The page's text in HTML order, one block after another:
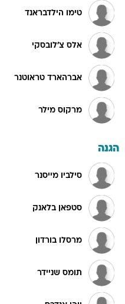
טימו הילדבראנד
אלס צ'לובסקי
אברהארד טראוטנר
מרקוס מילר
הגנה
סילביו מייסנר
סטפאן בלאנק
מרסלו בורדון
תומס שניידר